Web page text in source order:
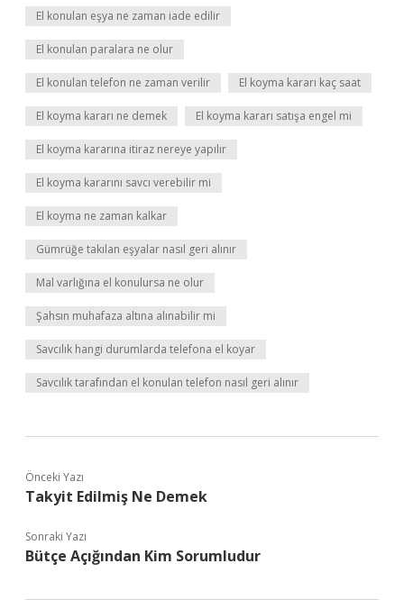
El konulan eşya ne zaman iade edilir
El konulan paralara ne olur
El konulan telefon ne zaman verilir El koyma kararı kaç saat
El koyma kararı ne demek El koyma kararı satışa engel mi
El koyma kararına itiraz nereye yapılır
El koyma kararını savcı verebilir mi
El koyma ne zaman kalkar
Gümrüğe takılan eşyalar nasıl geri alınır
Mal varlığına el konulursa ne olur
Şahsın muhafaza altına alınabilir mi
Savcılık hangi durumlarda telefona el koyar
Savcılık tarafından el konulan telefon nasıl geri alınır
Önceki Yazı
Takyit Edilmiş Ne Demek
Sonraki Yazı
Bütçe Açığından Kim Sorumludur